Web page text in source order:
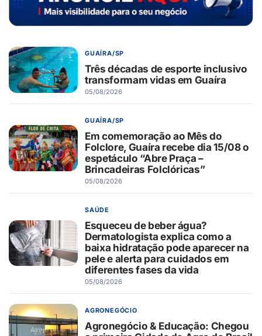
GUAÍRA/SP
Três décadas de esporte inclusivo
transformam vidas em Guaíra
05/08/2026
GUAÍRA/SP
Em comemoração ao Mês do
Folclore, Guaíra recebe dia 15/08 o
espetáculo “Abre Praça –
Brincadeiras Folclóricas”
05/08/2026
SAÚDE
Esqueceu de beber água?
Dermatologista explica como a
baixa hidratação pode aparecer na
pele e alerta para cuidados em
diferentes fases da vida
05/08/2026
AGRONEGÓCIO
Agronegócio & Educação: Chegou